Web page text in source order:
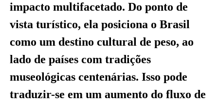
impacto multifacetado. Do ponto de
vista turístico, ela posiciona o Brasil
como um destino cultural de peso, ao
lado de países com tradições
museológicas centenárias. Isso pode
traduzir-se em um aumento do fluxo de